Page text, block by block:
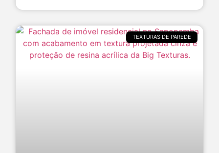
TEXTURAS DE PAREDE